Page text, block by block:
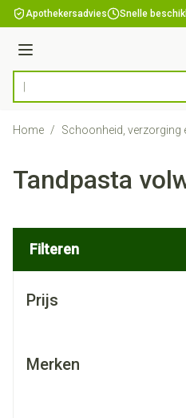
Ga naar de inhoud
Apothekersadvies Snelle
Menu
Product, merk, categorie...
Home / Schoonheid, verzorging
Tandpasta
Filteren
Prijs
Merken